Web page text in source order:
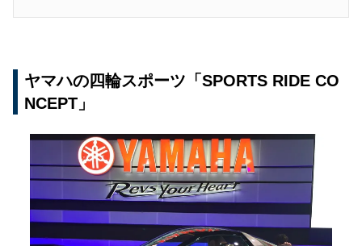
ヤマハの四輪スポーツ「SPORTS RIDE CO
NCEPT」